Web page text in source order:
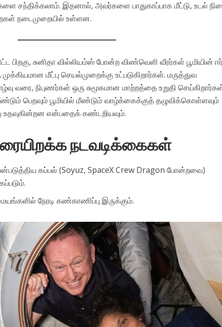
சந்திக்கலாம். இதனால், அவர்களை பாதுகாப்பாக மீட்டு, உடல்
நடைமுறையில் உள்ளன.
சுனிதா வில்லியம்ஸ் போன்ற விண்வெளி வீரர்கள் பூமியின்
மீட்பு செயல்முறைக்கு உட்படுகிறார்கள். மருத்துவ
வரை, நிபுணர்கள் ஒரு சுமூகமான மாற்றத்தை உறுதி
பெறவும் பூமியில் மீண்டும் வாழ்க்கைக்குத் தழுவிக்கொள்ளவும்
என்பதைக் கண்டறியவும்.
நடவடிக்கைகள்
கப்பல் (Soyuz, SpaceX Crew Dragon போன்றவை)
நேரடி கண்காணிப்பு இருக்கும்.